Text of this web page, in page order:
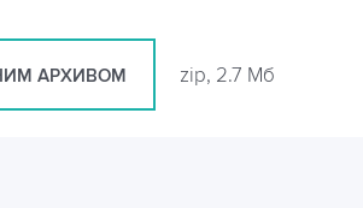
АРХИВОМ zip, 2.7 Мб